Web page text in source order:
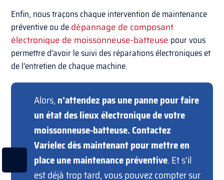
Enfin, nous traçons chaque intervention de maintenance
préventive ou dedépannage de composant
électronique de moissonneuse-batteuse pour vous
permettre d’avoir le suivi des réparations électroniques et
de l’entretien de chaque machine.
Alors, n’attendez pas une panne pour faire
un état des lieux électronique de votre
moissonneuse-batteuse. Contactez
Varielec dès maintenant pour mettre en
place une maintenance préventive. Et s’il
est déjà trop tard, vous pouvez compter sur